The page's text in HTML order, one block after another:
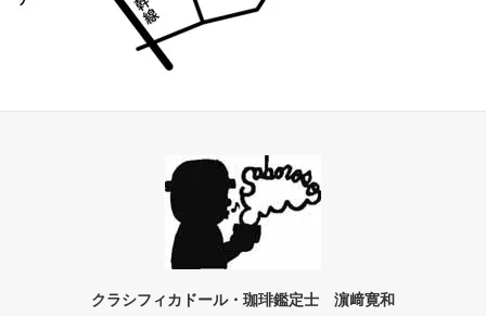
クラシフィカドール・珈琲鑑定士 濵﨑寛和